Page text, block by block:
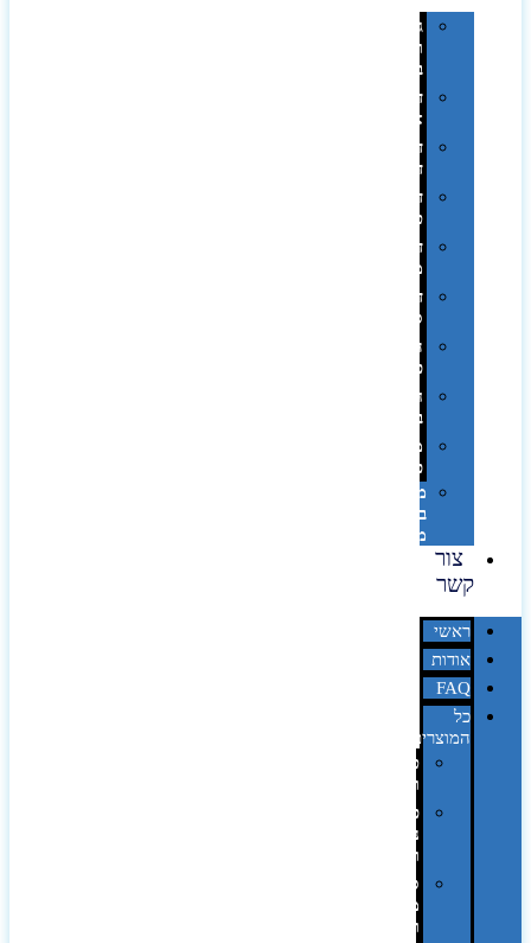
גימורים
והשבחות
בדפוס
דפוס
אופסט
דפוס
דיגיטלי
דפוס
טמפון
דפוס
משי
דפוס
סובלימציה
הדפס
פרוצס
חריטה
בלייזר
מהו
פנטון?
מיתוג
באמצעות
מדבקות
צור
קשר
ראשי
אודות
FAQ
כל
המוצרים
טכנולוגיה
וגאדג'טים
פנאי,
נופש
ונסיעות
סביבת
משרד
ופרימיום